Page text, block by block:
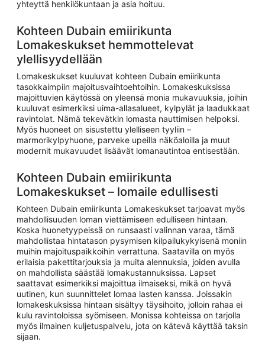
yhteyttä henkilökuntaan ja asia hoituu.
Kohteen Dubain emiirikunta
Lomakeskukset hemmottelevat
ylellisyydellään
Lomakeskukset kuuluvat kohteen Dubain emiirikunta
tasokkaimpiin majoitusvaihtoehtoihin. Lomakeskuksissa
majoittuvien käytössä on yleensä monia mukavuuksia, joihin
kuuluvat esimerkiksi uima-allasalueet, kylpylät ja laadukkaat
ravintolat. Nämä tekevätkin lomasta nauttimisen helpoksi.
Myös huoneet on sisustettu ylelliseen tyyliin –
marmorikylpyhuone, parveke upeilla näköaloilla ja muut
modernit mukavuudet lisäävät lomanautintoa entisestään.
Kohteen Dubain emiirikunta
Lomakeskukset – lomaile edullisesti
Kohteen Dubain emiirikunta Lomakeskukset tarjoavat myös
mahdollisuuden loman viettämiseen edulliseen hintaan.
Koska huonetyypeissä on runsaasti valinnan varaa, tämä
mahdollistaa hintatason pysymisen kilpailukykyisenä moniin
muihin majoituspaikkoihin verrattuna. Saatavilla on myös
erilaisia pakettitarjouksia ja muita alennuksia, joiden avulla
on mahdollista säästää lomakustannuksissa. Lapset
saattavat esimerkiksi majoittua ilmaiseksi, mikä on hyvä
uutinen, kun suunnittelet lomaa lasten kanssa. Joissakin
lomakeskuksissa hintaan sisältyy täysihoito, jolloin rahaa ei
kulu ravintoloissa syömiseen. Monissa kohteissa on tarjolla
myös ilmainen kuljetuspalvelu, jota on kätevä käyttää taksin
sijaan.